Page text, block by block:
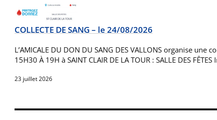
COLLECTE DE SANG – le 24/08/2026
L’AMICALE DU DON DU SANG DES VALLONS organise une
15H30 À 19H à SAINT CLAIR DE LA TOUR : SALLE DES
23 juillet 2026